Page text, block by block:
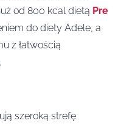
od 800 kcal dietą Pre
do diety Adele, a
z łatwością
szeroką strefę